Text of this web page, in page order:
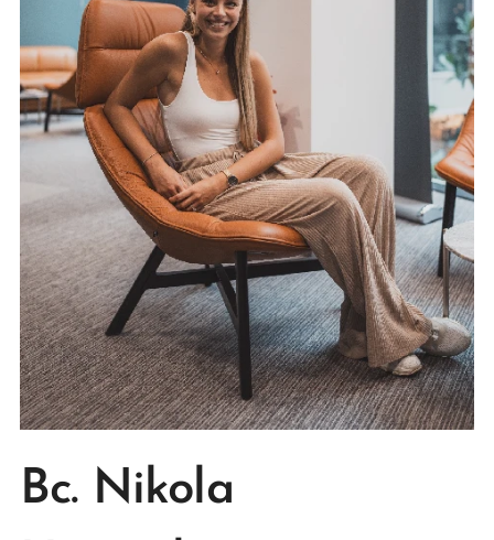
Bc. Nikola